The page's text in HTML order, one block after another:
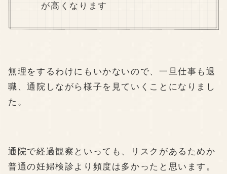
が高くなります
無理をするわけにもいかないので、一旦仕事も退
職、通院しながら様子を見ていくことになりまし
た。
通院で経過観察といっても、リスクがあるためか
普通の妊婦検診より頻度は多かったと思います。